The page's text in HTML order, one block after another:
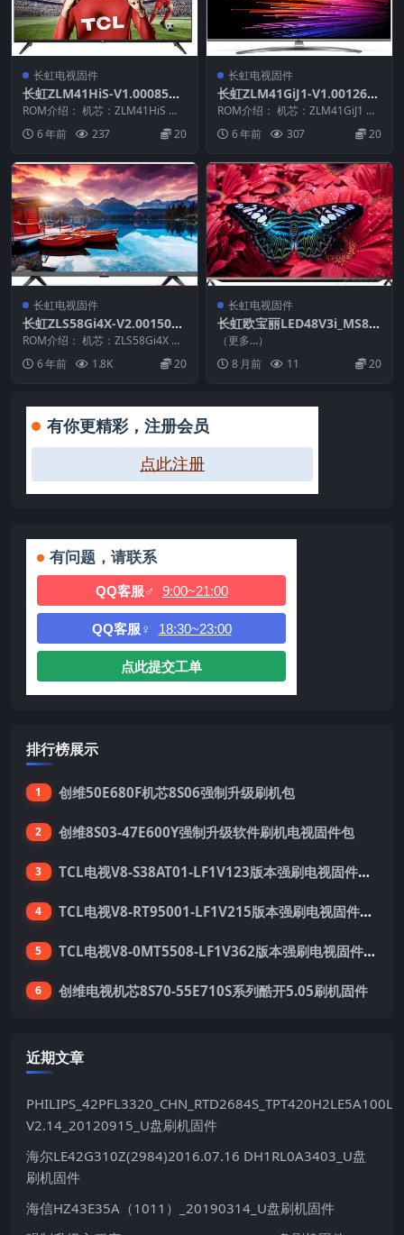
长虹电视固件
长虹ZLM41HiS-V1.00085整
机原厂刷机固件下载
ROM介绍： 机芯：ZLM41HiS 固
件版本：V1.00085 适用机型：请
以...6 年前 237 20
长虹电视固件
长虹ZLM41GiJ1-V1.00126整
机原厂刷机固件下载
ROM介绍： 机芯：ZLM41GiJ1 固
件版本：V1.00126 适用机型：
请...6 年前 307 20
长虹电视固件
长虹ZLS58Gi4X-V2.00150整
机原厂刷机固件下载
ROM介绍： 机芯：ZLS58Gi4X 固
件版本：V2.00150 适用机型：
请...6 年前 1.8K 20
长虹电视固件
长虹欧宝丽LED48V3i_MS88
0_78_LSC480HN05_IR_OBO
NI_LOGO_OBONI_AT_R517
1_20140514_120419_U盘刷
（更多…）
8 月前
11 20
有你更精彩，注册会员
点此注册
有问题，请联系
QQ客服♂ 9:00~21:00
QQ客服♀ 18:30~23:00
点此提交工单
排行榜展示
1 创维50E680F机芯8S06强制升级刷机包
2 创维8S03-47E600Y强制升级软件刷机电视固件包
3 TCL电视V8-S38AT01-LF1V123版本强刷电视固件包下载
4 TCL电视V8-RT95001-LF1V215版本强刷电视固件包下载
5 TCL电视V8-0MT5508-LF1V362版本强刷电视固件包下载
6 创维电视机芯8S70-55E710S系列酷开5.05刷机固件
近期文章
V2.14_20120915_U盘刷机固件
海尔LE42G310Z(2984)2016.07.16 DH1RL0A3403_U盘
刷机固件
海信HZ43E35A（1011）_20190314_U盘刷机固件